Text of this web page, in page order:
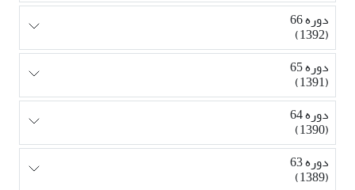
دوره 66
(1392)
دوره 65
(1391)
دوره 64
(1390)
دوره 63
(1389)